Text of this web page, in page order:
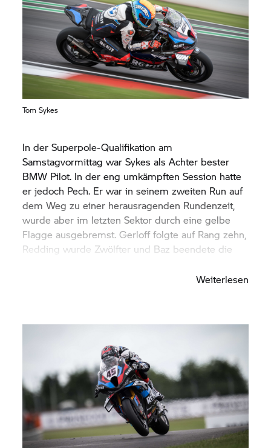
Tom Sykes
In der Superpole-Qualifikation am
Samstagvormittag war Sykes als Achter bester
BMW Pilot. In der eng umkämpften Session hatte
er jedoch Pech. Er war in seinem zweiten Run auf
dem Weg zu einer herausragenden Rundenzeit,
wurde aber im letzten Sektor durch eine gelbe
Flagge ausgebremst. Gerloff folgte auf Rang zehn,
Redding wurde Zwölfter und Baz beendete die
Weiterlesen